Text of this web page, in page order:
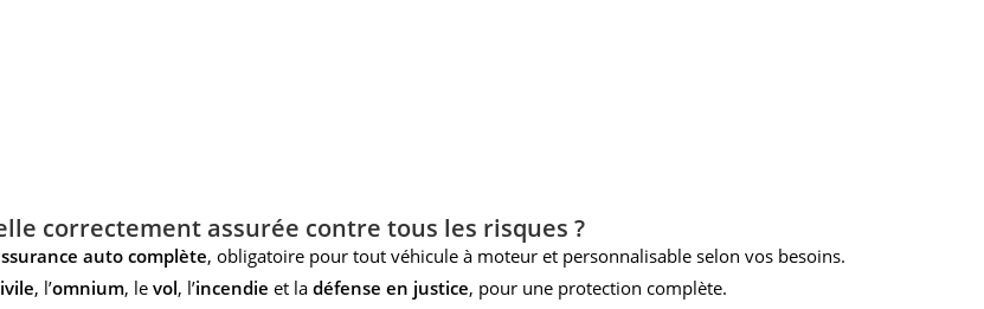
correctement assurée contre tous les risques ?
auto complète, obligatoire pour tout véhicule à moteur et personnalisable selon vos besoins.
, l’omnium, le vol, l’incendie et la défense en justice, pour une protection complète.